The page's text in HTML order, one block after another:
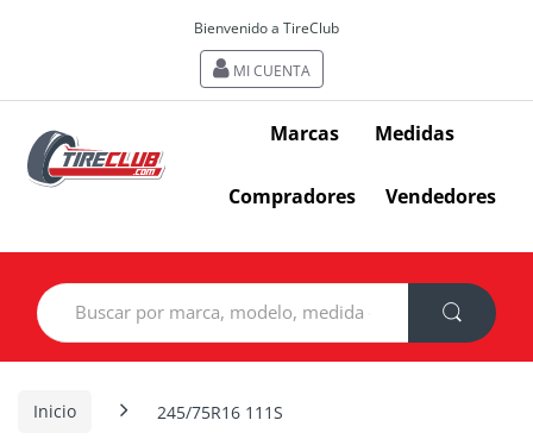
Bienvenido a TireClub
MI CUENTA
Marcas Medidas
Compradores Vendedores
Search
for:
Inicio 245/75R16 111S